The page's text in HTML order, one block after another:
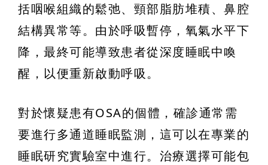
括咽喉組織的鬆弛、頸部脂肪堆積、鼻腔
結構異常等。由於呼吸暫停，氧氣水平下
降，最終可能導致患者從深度睡眠中喚
醒，以便重新啟動呼吸。
對於懷疑患有OSA的個體，確診通常需
要進行多通道睡眠監測，這可以在專業的
睡眠研究實驗室中進行。治療選擇可能包